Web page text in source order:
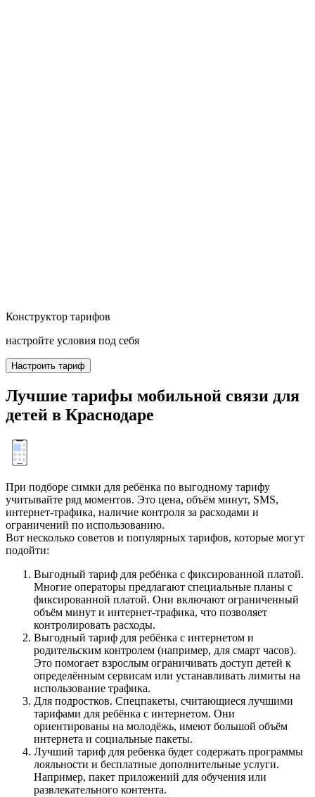
Конструктор тарифов
настройте условия под себя
Настроить тариф
Лучшие тарифы мобильной связи для
детей в Краснодаре
При подборе симки для ребёнка по выгодному тарифу
учитывайте ряд моментов. Это цена, объём минут, SMS,
интернет-трафика, наличие контроля за расходами и
ограничений по использованию.
Вот несколько советов и популярных тарифов, которые могут
подойти:
Выгодный тариф для ребёнка с фиксированной платой.
Многие операторы предлагают специальные планы с
фиксированной платой. Они включают ограниченный
объём минут и интернет-трафика, что позволяет
контролировать расходы.
Выгодный тариф для ребёнка с интернетом и
родительским контролем (например, для смарт часов).
Это помогает взрослым ограничивать доступ детей к
определённым сервисам или устанавливать лимиты на
использование трафика.
Для подростков. Спецпакеты, считающиеся лучшими
тарифами для ребёнка с интернетом. Они
ориентированы на молодёжь, имеют большой объём
интернета и социальные пакеты.
Лучший тариф для ребенка будет содержать программы
лояльности и бесплатные дополнительные услуги.
Например, пакет приложений для обучения или
развлекательного контента.